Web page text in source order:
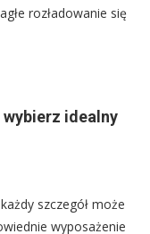
rozładowanie się
idealny
szczegół może
wyposażenie